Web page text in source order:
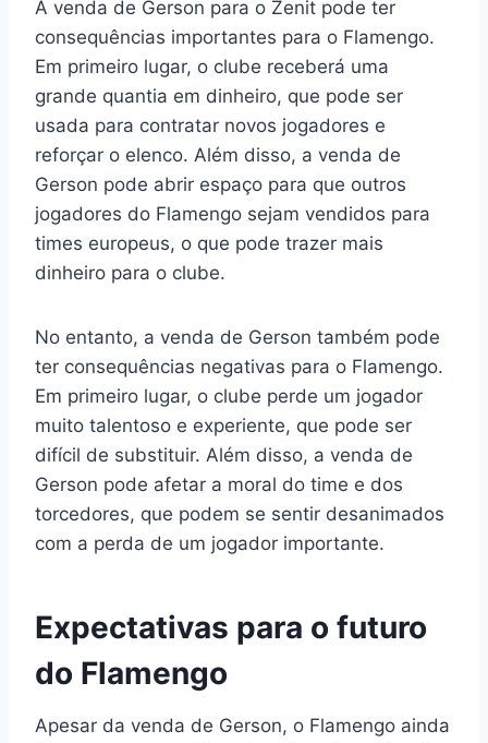
A venda de Gerson para o Zenit pode ter
consequências importantes para o Flamengo.
Em primeiro lugar, o clube receberá uma
grande quantia em dinheiro, que pode ser
usada para contratar novos jogadores e
reforçar o elenco. Além disso, a venda de
Gerson pode abrir espaço para que outros
jogadores do Flamengo sejam vendidos para
times europeus, o que pode trazer mais
dinheiro para o clube.
No entanto, a venda de Gerson também pode
ter consequências negativas para o Flamengo.
Em primeiro lugar, o clube perde um jogador
muito talentoso e experiente, que pode ser
difícil de substituir. Além disso, a venda de
Gerson pode afetar a moral do time e dos
torcedores, que podem se sentir desanimados
com a perda de um jogador importante.
Expectativas para o futuro
do Flamengo
Apesar da venda de Gerson, o Flamengo ainda